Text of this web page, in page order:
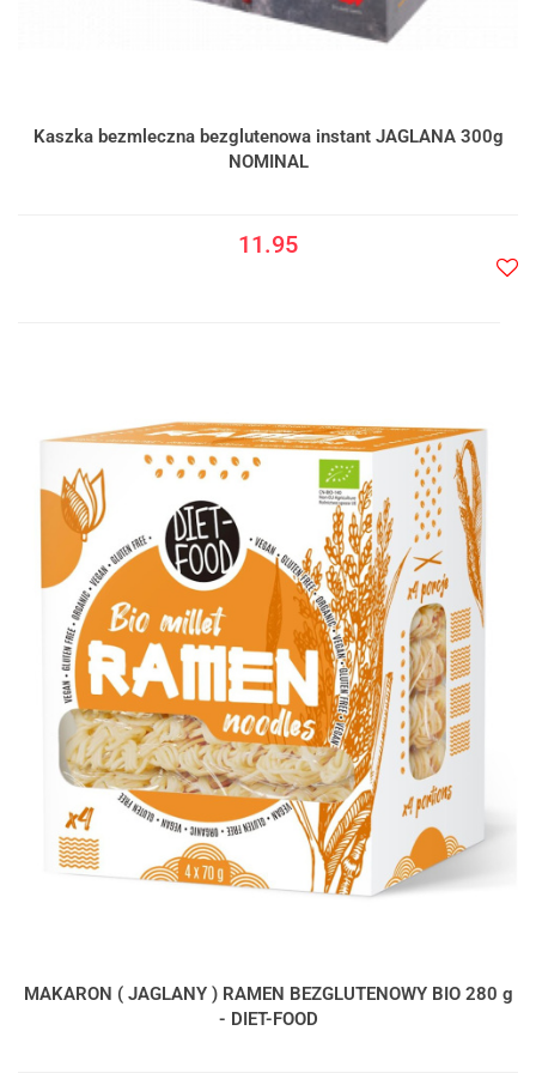
Kaszka bezmleczna bezglutenowa instant JAGLANA 300g
NOMINAL
11.95
MAKARON ( JAGLANY ) RAMEN BEZGLUTENOWY BIO 280 g
- DIET-FOOD